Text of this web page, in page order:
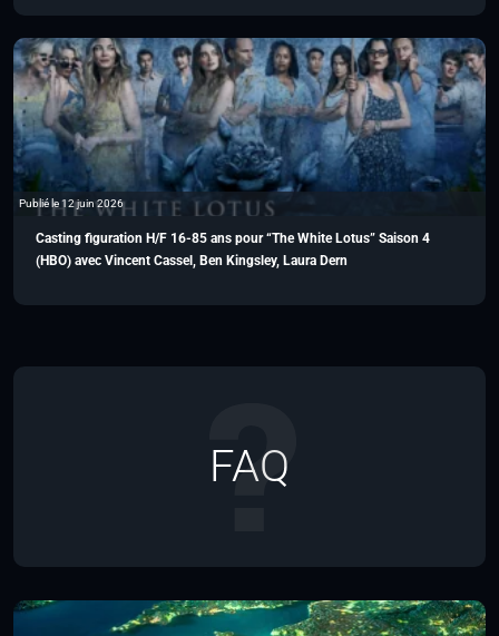
Publié le 12 juin 2026
Casting figuration H/F 16-85 ans pour “The White Lotus” Saison 4
(HBO) avec Vincent Cassel, Ben Kingsley, Laura Dern
FAQ